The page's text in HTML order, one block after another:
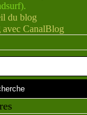
(10)
(14)
(9)
(10)
(10)
(5)
(5)
(7)
(10)
(5)
(6)
(6)
(28)
(28)
(21)
(31)
(40)
(27)
(31)
(38)
(35)
du blog
avec CanalBlog